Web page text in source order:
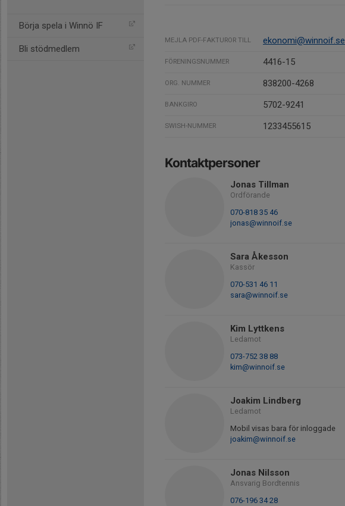
Börja spela i Winnö IF
Bli stödmedlem
MEJLA PDF-FAKTUROR TILL ekonomi@winnoif.se
FÖRENINGSNUMMER 4416-15
ORG. NUMMER 838200-4268
BANKGIRO 5702-9241
SWISH-NUMMER 1233455615
Kontaktpersoner
Jonas Tillman
Ordförande
070-818 35 46
jonas@winnoif.se
Sara Åkesson
Kassör
070-531 46 11
sara@winnoif.se
Kim Lyttkens
Ledamot
073-752 38 88
kim@winnoif.se
Joakim Lindberg
Ledamot
Mobil visas bara för inloggade
joakim@winnoif.se
Jonas Nilsson
Ansvarig Bordtennis
076-196 34 28